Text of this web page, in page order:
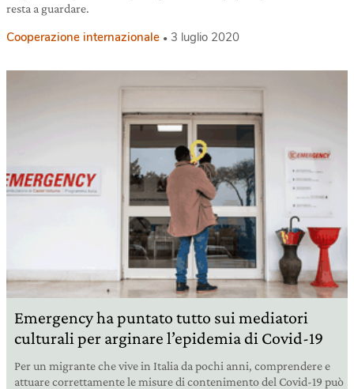
resta a guardare.
Cooperazione internazionale 3 luglio 2020
Emergency ha puntato tutto sui mediatori
culturali per arginare l’epidemia di Covid-19
Per un migrante che vive in Italia da pochi anni, comprendere e
attuare correttamente le misure di contenimento del Covid-19 può